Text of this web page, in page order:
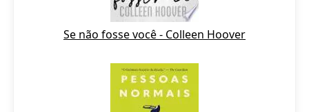
Se não fosse você - Colleen Hoover